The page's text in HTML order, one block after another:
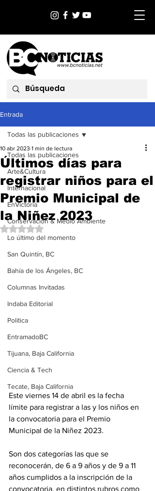
Entrada
Todas las publicaciones
Arte&Cultura
Internacional
EnVictoria
Conservación & Medio Ambiente
Lo último del momento
San Quintín, BC
Bahía de los Ángeles, BC
Columnas Invitadas
Indaba Editorial
Política
EntramadoBC
Tijuana, Baja California
Ciencia & Tech
Tecate, Baja California
Todas las publicaciones
Últimos días para
registrar niños para el
Premio Municipal de
la Niñez 2023
10 abr 2023 1 min de lectura
Obtuvo NaN de 5 estrellas.
Este viernes 14 de abril es la fecha
límite para registrar a las y los niños en
la convocatoria para el Premio
Municipal de la Niñez 2023.
Son dos categorías las que se
reconocerán, de 6 a 9 años y de 9 a 11
años cumplidos a la inscripción de la
convocatoria, en distintos rubros como